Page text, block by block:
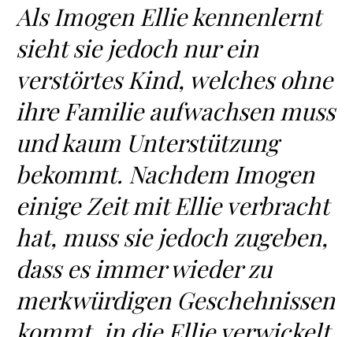
Als Imogen Ellie kennenlernt
sieht sie jedoch nur ein
verstörtes Kind, welches ohne
ihre Familie aufwachsen muss
und kaum Unterstützung
bekommt. Nachdem Imogen
einige Zeit mit Ellie verbracht
hat, muss sie jedoch zugeben,
dass es immer wieder zu
merkwürdigen Geschehnissen